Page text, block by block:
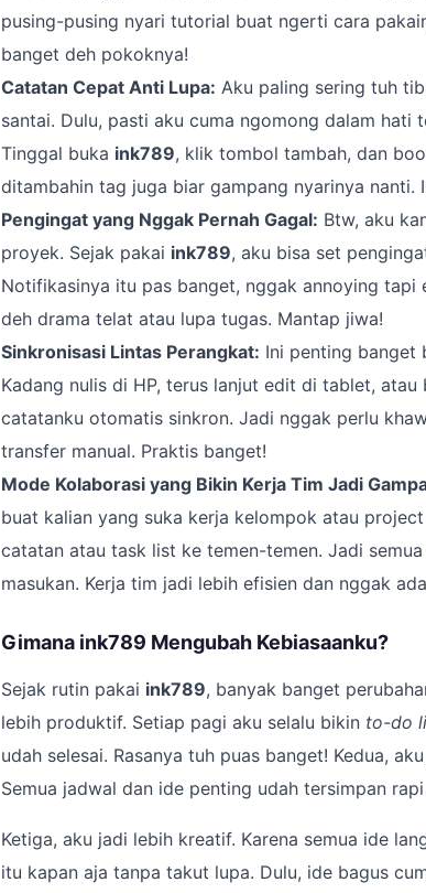
pusing-pusing nyari tutorial buat ngerti cara
banget deh pokoknya!
Catatan Cepat Anti Lupa: Aku paling sering tuh
santai. Dulu, pasti aku cuma ngomong dalam hati
Tinggal buka ink789, klik tombol tambah, dan
ditambahin tag juga biar gampang nyarinya
Pengingat yang Nggak Pernah Gagal: Btw, aku
proyek. Sejak pakai ink789, aku bisa set
Notifikasinya itu pas banget, nggak annoying
deh drama telat atau lupa tugas. Mantap jiwa!
Sinkronisasi Lintas Perangkat: Ini penting banget
Kadang nulis di HP, terus lanjut edit di tablet,
catatanku otomatis sinkron. Jadi nggak perlu
transfer manual. Praktis banget!
Mode Kolaborasi yang Bikin Kerja Tim Jadi
buat kalian yang suka kerja kelompok atau
catatan atau task list ke temen-temen. Jadi
masukan. Kerja tim jadi lebih efisien dan nggak
Gimana ink789 Mengubah Kebiasaanku?
Sejak rutin pakai ink789, banyak banget
lebih produktif. Setiap pagi aku selalu bikin to-do
udah selesai. Rasanya tuh puas banget! Kedua,
Semua jadwal dan ide penting udah tersimpan
Ketiga, aku jadi lebih kreatif. Karena semua ide
itu kapan aja tanpa takut lupa. Dulu, ide bagus